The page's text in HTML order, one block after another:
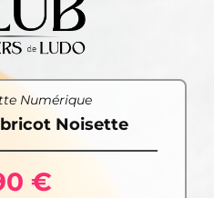
Numérique
Noisette
€